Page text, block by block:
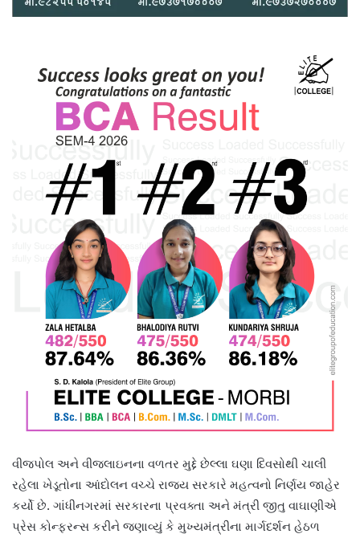
વીજપોલ અને વીજલાઇનના વળતર મુદ્દે છેલ્લા ઘણા દિવસોથી ચાલી
રહેલા ખેડૂતોના આંદોલન વચ્ચે રાજ્ય સરકારે મહત્વનો નિર્ણય જાહેર
કર્યો છે. ગાંધીનગરમાં સરકારના પ્રવક્તા અને મંત્રી જીતુ વાઘાણીએ
પ્રેસ કોન્ફરન્સ કરીને જણાવ્યું કે મુખ્યમંત્રીના માર્ગદર્શન હેઠળ